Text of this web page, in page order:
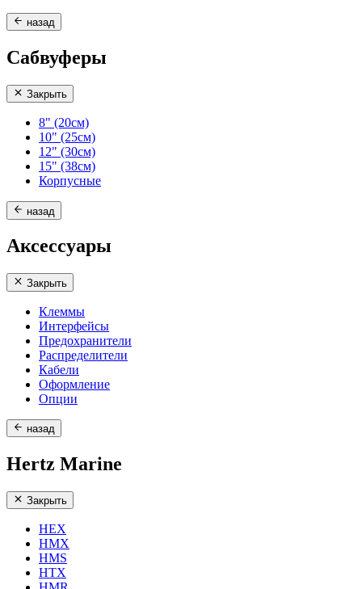
назад
Сабвуферы
Закрыть
8" (20см)
10" (25см)
12" (30см)
15" (38см)
Корпусные
назад
Аксессуары
Закрыть
Клеммы
Интерфейсы
Предохранители
Распределители
Кабели
Оформление
Опции
назад
Hertz Marine
Закрыть
HEX
HMX
HMS
HTX